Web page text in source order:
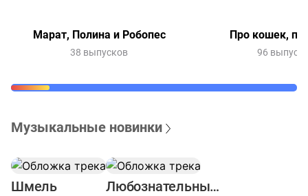
Марат, Полина и Робопес
38 выпусков
Про кошек,
96
Музыкальные новинки
Шмель Любознательные Дети